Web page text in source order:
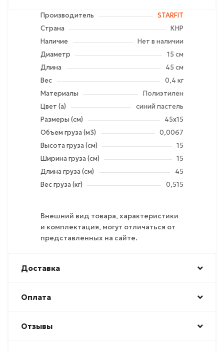
Производитель
STARFIT
Страна
КНР
Наличие
Нет в наличии
Диаметр
15 см
Длина
45 см
Вес
0,4 кг
Материалы
Полиэтилен
Цвет (а)
синий пастель
Размеры (см)
45х15
Объем груза (м3)
0,0067
Высота груза (см)
15
Ширина груза (см)
15
Длина груза (см)
45
Вес груза (кг)
0,515
Внешний вид товара, характеристики
и комплектация, могут отличаться от
представленных на сайте.
Доставка
Оплата
Отзывы